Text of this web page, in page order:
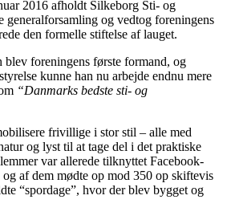
2016 afholdt Silkeborg Sti- og
generalforsamling og vedtog foreningens
den formelle stiftelse af lauget.
foreningens første formand, og
kunne han nu arbejde endnu mere
“Danmarks bedste sti- og
frivillige i stor stil – alle med
og lyst til at tage del i det praktiske
var allerede tilknyttet Facebook-
af dem mødte op mod 350 op skiftevis
“spordage”, hvor der blev bygget og